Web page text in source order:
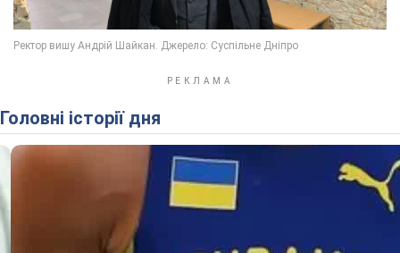
Головні історії дня